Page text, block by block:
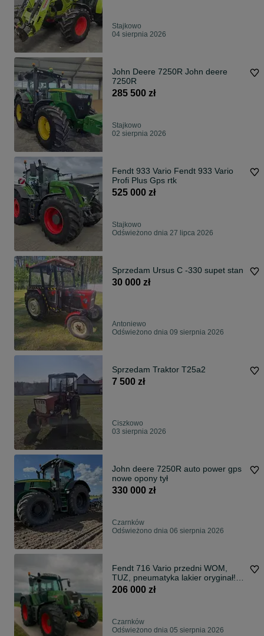
Stajkowo
04 sierpnia 2026
John Deere 7250R John deere
7250R
285 500 zł
Stajkowo
02 sierpnia 2026
Fendt 933 Vario Fendt 933 Vario
Profi Plus Gps rtk
525 000 zł
Stajkowo
Odświeżono dnia 27 lipca 2026
Sprzedam Ursus C -330 supet stan
30 000 zł
Antoniewo
Odświeżono dnia 09 sierpnia 2026
Sprzedam Traktor T25a2
7 500 zł
Ciszkowo
03 sierpnia 2026
John deere 7250R auto power gps
nowe opony tył
330 000 zł
Czarnków
Odświeżono dnia 06 sierpnia 2026
Fendt 716 Vario przedni WOM,
TUZ, pneumatyka lakier oryginał!!
Nie 818 , 718
206 000 zł
Czarnków
Odświeżono dnia 05 sierpnia 2026